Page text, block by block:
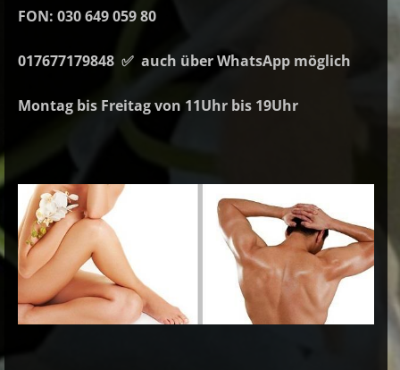
FON: 030 649 059 80
017677179848 ✅ auch über WhatsApp möglich
Montag bis Freitag von 11Uhr bis 19Uhr